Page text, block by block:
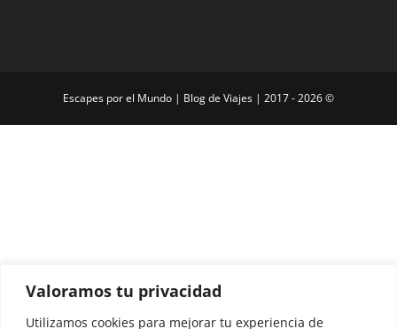
Valoramos tu privacidad
Utilizamos cookies para mejorar tu experiencia de
Escapes por el Mundo | Blog de Viajes | 2017 - 2026 ©